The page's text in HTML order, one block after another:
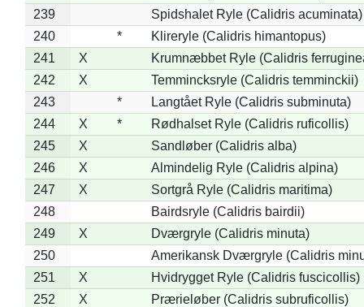
239
Spidshalet Ryle (Calidris acuminata)
240
*
Klireryle (Calidris himantopus)
241
X
Krumnæbbet Ryle (Calidris
242
X
Temmincksryle (Calidris temminckii)
243
*
Langtået Ryle (Calidris subminuta)
244
X *
Rødhalset Ryle (Calidris ruficollis)
245
X
Sandløber (Calidris alba)
246
X
Almindelig Ryle (Calidris alpina)
247
X
Sortgrå Ryle (Calidris maritima)
248
Bairdsryle (Calidris bairdii)
249
X
Dværgryle (Calidris minuta)
250
Amerikansk Dværgryle (Calidris
251
X
Hvidrygget Ryle (Calidris fuscicollis)
252
X
Prærieløber (Calidris subruficollis)